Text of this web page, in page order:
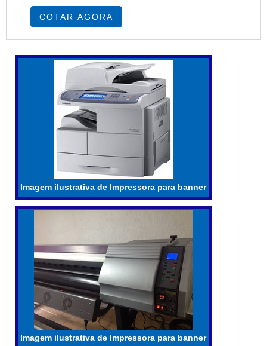
importante lembrar que o produto deve ser
adquirido com empresas especializadas. Esse
tipo de cuidado ajuda a garantir a qualidade e
durabilidade dos materiais, além de evitar
prejuízos com substituições frequentes de
peças defeituosas...
COTAR AGORA
Imagem ilustrativa de Impressora para banner
Imagem ilustrativa de Impressora para banner